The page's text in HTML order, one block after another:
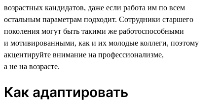
возрастных кандидатов, даже если работа им по всем
остальным параметрам подходит. Сотрудники старшего
поколения могут быть такими же работоспособными
и мотивированными, как и их молодые коллеги, поэтому
акцентируйте внимание на профессионализме,
а не на возрасте.
Как адаптировать